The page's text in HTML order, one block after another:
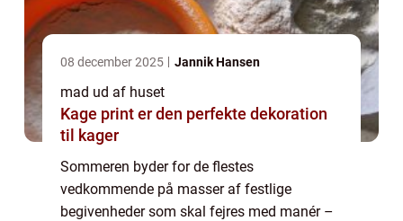
08 december 2025 Jannik Hansen
mad ud af huset
Kage print er den perfekte dekoration
til kager
Sommeren byder for de flestes
vedkommende på masser af festlige
begivenheder som skal fejres med manér –